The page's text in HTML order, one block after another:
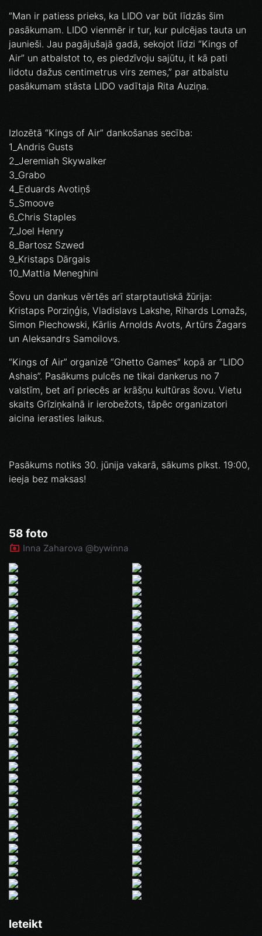
“Man ir patiess prieks, ka LIDO var būt līdzās šim
pasākumam. LIDO vienmēr ir tur, kur pulcējas tauta un
jaunieši. Jau pagājušajā gadā, sekojot līdzi “Kings of
Air” un atbalstot to, es piedzīvoju sajūtu, it kā pati
lidotu dažus centimetrus virs zemes,” par atbalstu
pasākumam stāsta LIDO vadītaja Rita Auziņa.
Izlozētā “Kings of Air” dankošanas secība:
1_Andris Gusts
2_Jeremiah Skywalker
3_Grabo
4_Eduards Avotiņš
5_Smoove
6_Chris Staples
7_Joel Henry
8_Bartosz Szwed
9_Kristaps Dārgais
10_Mattia Meneghini
Šovu un dankus vērtēs arī starptautiskā žūrija:
Kristaps Porziņģis, Vladislavs Lakshe, Rihards Lomažs,
Simon Piechowski, Kārlis Arnolds Avots, Artūrs Žagars
un Aleksandrs Samoilovs.
“Kings of Air” organizē “Ghetto Games” kopā ar “LIDO
Ashais”. Pasākums pulcēs ne tikai dankerus no 7
valstīm, bet arī priecēs ar krāšņu kultūras šovu. Vietu
skaits Grīziņkalnā ir ierobežots, tāpēc organizatori
aicina ierasties laikus.
Pasākums notiks 30. jūnija vakarā, sākums plkst. 19:00,
ieeja bez maksas!
58 foto
Inna Zaharova @bywinna
Ieteikt